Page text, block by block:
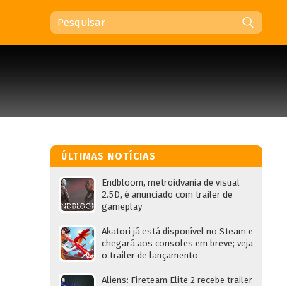
ÚLTIMAS NOTÍCIAS
Endbloom, metroidvania de visual
2.5D, é anunciado com trailer de
gameplay
Akatori já está disponível no Steam e
chegará aos consoles em breve; veja
o trailer de lançamento
Aliens: Fireteam Elite 2 recebe trailer